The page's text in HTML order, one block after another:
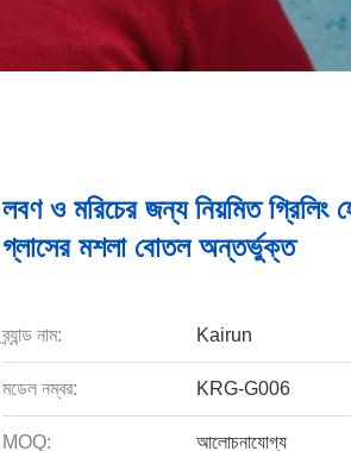
লবণ ও মরিচের জন্য নিয়মিত গ্রিলিং
গ্লাসের মশলা বোতল অন্তর্ভুক্ত
ব্র্যান্ড নাম: Kairun
মডেল নম্বর: KRG-G006
MOQ: আলোচনাযোগ্য